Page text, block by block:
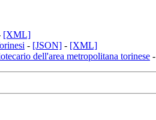
[XML]
- [JSON] - [XML]
dell'area metropolitana torinese -